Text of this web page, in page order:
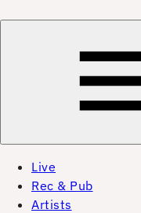
Live
Rec & Pub
Artists